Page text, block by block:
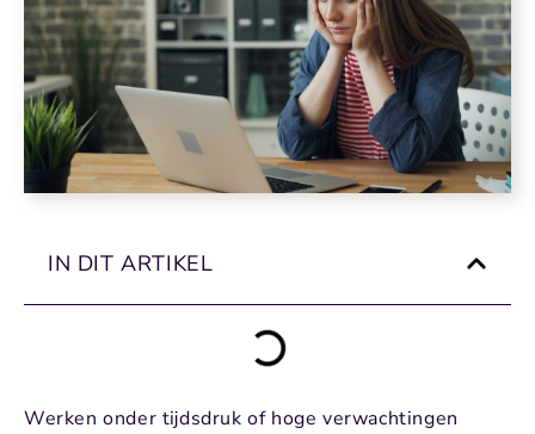
IN DIT ARTIKEL
Werken onder tijdsdruk of hoge verwachtingen